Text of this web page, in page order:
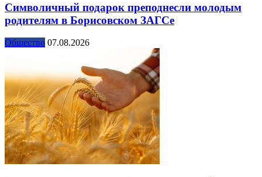
Символичный подарок преподнесли молодым
родителям в Борисовском ЗАГСе
Общество 07.08.2026